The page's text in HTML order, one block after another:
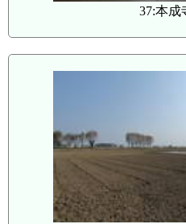
37:本成